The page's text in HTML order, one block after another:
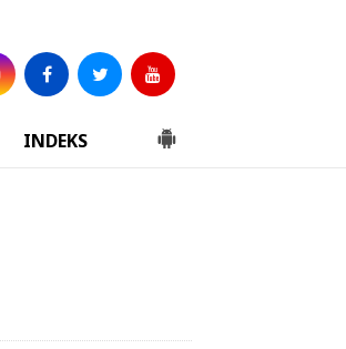
INDEKS